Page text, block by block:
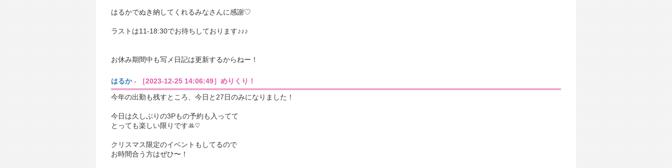
はるかでぬき納してくれるみなさんに感謝♡
ラストは11-18:30でお待ちしております♪♪♪
お休み期間中も写メ日記は更新するからねー！
はるか- ［2023-12-25 14:06:49］めりくり！
今年の出勤も残すところ、今日と27日のみになりました！
今日は久しぶりの3Pもの予約も入ってて
とっても楽しい限りです‪ꔛ‬♡‪
クリスマス限定のイベントもしてるので
お時間合う方はぜひ〜！